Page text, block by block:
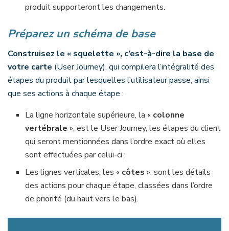
produit supporteront les changements.
Préparez un schéma de base
Construisez le « squelette », c’est-à-dire la base de
votre carte (User Journey), qui compilera l’intégralité des
étapes du produit par lesquelles l’utilisateur passe, ainsi
que ses actions à chaque étape :
La ligne horizontale supérieure, la « colonne
vertébrale », est le User Journey, les étapes du client
qui seront mentionnées dans l’ordre exact où elles
sont effectuées par celui-ci ;
Les lignes verticales, les « côtes », sont les détails
des actions pour chaque étape, classées dans l’ordre
de priorité (du haut vers le bas).